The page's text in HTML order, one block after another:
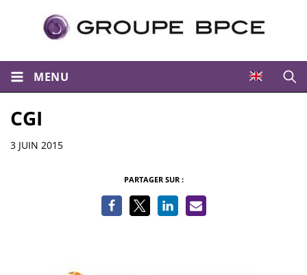
MENU
CGI
Informations
3 JUIN 2015
PARTAGER SUR :